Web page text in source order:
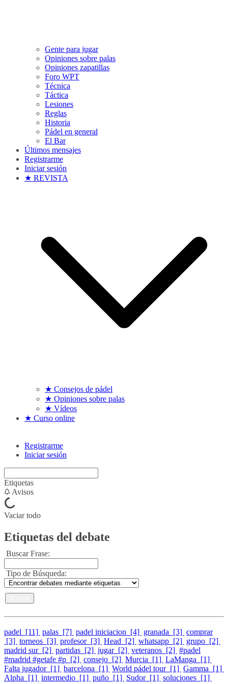
Gente para jugar
Opiniones sobre palas
Opiniones zapatillas
Foro WPT
Técnica
Táctica
Lesiones
Reglas
Historia
Pádel en general
El Bar
Últimos mensajes
Registrarme
Iniciar sesión
★ REVISTA
★ Consejos de pádel
★ Opiniones sobre palas
★ Vídeos
★ Curso online
Registrarme
Iniciar sesión
Etiquetas
Avisos
Vaciar todo
Etiquetas del debate
Buscar Frase:
Tipo de Búsqueda:
padel [11] palas [7] padel iniciacion [4] granada [3] comprar
[3] torneos [3] profesor [3] Head [2] whatsapp [2] grupo [2]
madrid sur [2] partidas [2] jugar [2] veteranos [2] #padel
#madrid #getafe #p [2] consejo [2] Murcia [1] LaManga [1]
Falta jugador [1] barcelona [1] World pádel tour [1] Gamma [1]
Alpha [1] intermedio [1] puño [1] Sudor [1] soluciones [1]